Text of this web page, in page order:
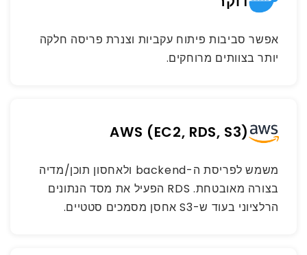
אפשר סביבות פיתוח עקביות וצנרת פריסה חלקה
יותר בצוותים מרוחקים.
AWS (EC2, RDS, S3)
משמש לפריסת ה-backend ולאחסון תוכן/מדיה
בצורה מאובטחת. RDS הפעיל את מסד הנתונים
הרלציוני בעוד ש-S3 אחסן מסמכים סטטיים.